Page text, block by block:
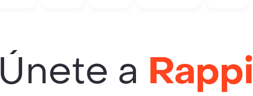
Únete a Rappi